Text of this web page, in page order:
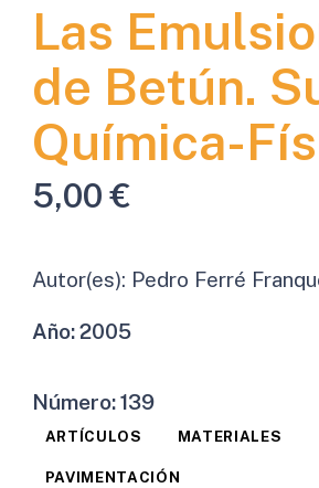
Las
de Betún.
Química-
5,00€
Autor(es): Pedro Ferré
Año:2005
Número:139
ARTÍCULOS MATERIALES
PAVIMENTACIÓN